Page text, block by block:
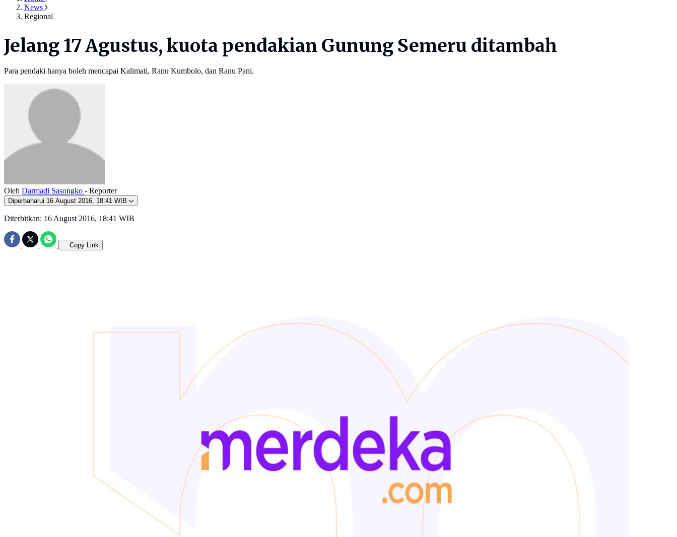
News
Regional
Jelang 17 Agustus, kuota pendakian Gunung Semeru ditambah
Para pendaki hanya boleh mencapai Kalimati, Ranu Kumbolo, dan Ranu Pani.
Oleh Darmadi Sasongko - Reporter
Diperbaharui 16 August 2016, 18:41 WIB
Diterbitkan: 16 August 2016, 18:41 WIB
Copy Link